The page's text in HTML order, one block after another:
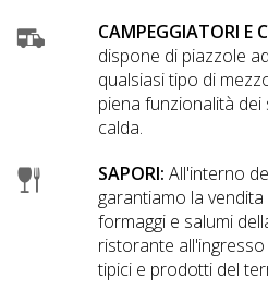
CAMPEGGIATORI E
dispone di piazzole
qualsiasi tipo di
piena funzionalità dei
calda.
SAPORI: All'interno
garantiamo la
formaggi e salumi
ristorante
tipici e prodotti del